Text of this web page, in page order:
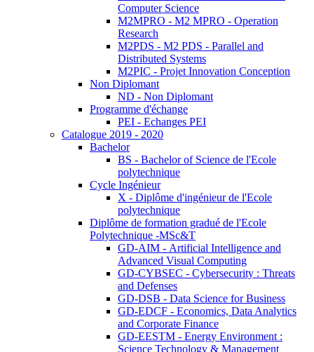
Computer Science
M2MPRO - M2 MPRO - Operation
Research
M2PDS - M2 PDS - Parallel and
Distributed Systems
M2PIC - Projet Innovation Conception
Non Diplomant
ND - Non Diplomant
Programme d'échange
PEI - Echanges PEI
Catalogue 2019 - 2020
Bachelor
BS - Bachelor of Science de l'Ecole
polytechnique
Cycle Ingénieur
X - Diplôme d'ingénieur de l'Ecole
polytechnique
Diplôme de formation gradué de l'Ecole
Polytechnique -MSc&T
GD-AIM - Artificial Intelligence and
Advanced Visual Computing
GD-CYBSEC - Cybersecurity : Threats
and Defenses
GD-DSB - Data Science for Business
GD-EDCF - Economics, Data Analytics
and Corporate Finance
GD-EESTM - Energy Environment :
Science Technology & Management